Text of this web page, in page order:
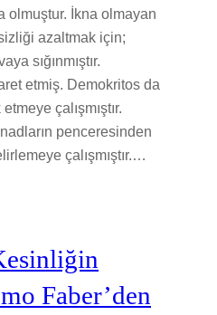
olmuştur. İkna olmayan
azaltmak için;
sığınmıştır.
etmiş. Demokritos da
çalışmıştır.
penceresinden
çalışmıştır.…
Faber’den